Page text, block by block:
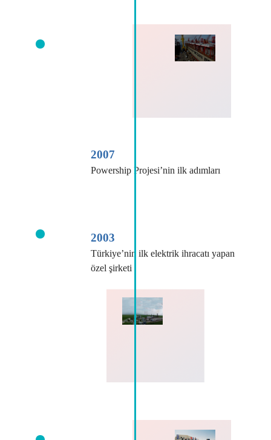
2007
Powership Projesi’nin ilk adımları
2003
Türkiye’nin ilk elektrik ihracatı yapan
özel şirketi